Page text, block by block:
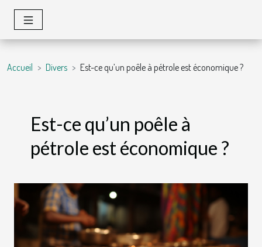
Accueil Divers Est-ce qu’un poêle à pétrole est économique ?
Est-ce qu’un poêle à
pétrole est économique ?